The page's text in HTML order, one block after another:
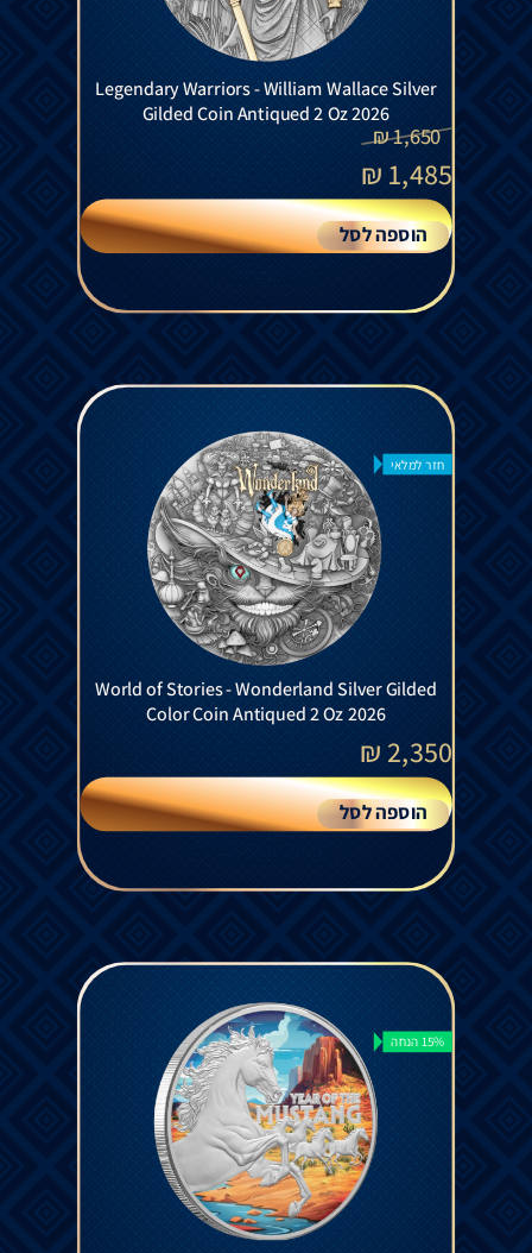
Legendary Warriors - William Wallace Silver
Gilded Coin Antiqued 2 Oz 2026
1,650
₪
1,485
₪
הוספה לסל
חזר למלאי
World of Stories - Wonderland Silver Gilded
Color Coin Antiqued 2 Oz 2026
2,350
₪
הוספה לסל
15% הנחה